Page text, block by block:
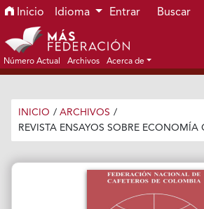
Ir al menú de navegación principal
Ir al contenido principal
Ir al pie de página del sitio
Inicio Idioma Entrar Buscar
Número Actual Archivos Acerca de
INICIO / ARCHIVOS /
REVISTA ENSAYOS SOBRE ECONOMÍA